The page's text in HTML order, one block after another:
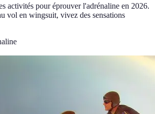
activités pour éprouver l'adrénaline en 2026.
vol en wingsuit, vivez des sensations